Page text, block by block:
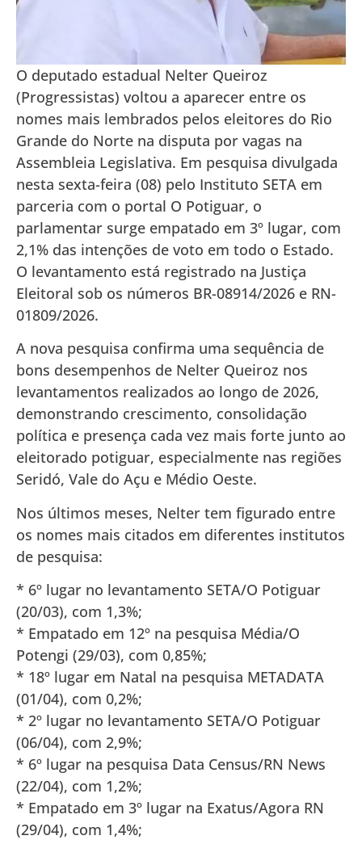
O deputado estadual Nelter Queiroz
(Progressistas) voltou a aparecer entre os
nomes mais lembrados pelos eleitores do Rio
Grande do Norte na disputa por vagas na
Assembleia Legislativa. Em pesquisa divulgada
nesta sexta-feira (08) pelo Instituto SETA em
parceria com o portal O Potiguar, o
parlamentar surge empatado em 3º lugar, com
2,1% das intenções de voto em todo o Estado.
O levantamento está registrado na Justiça
Eleitoral sob os números BR-08914/2026 e RN-
01809/2026.
A nova pesquisa confirma uma sequência de
bons desempenhos de Nelter Queiroz nos
levantamentos realizados ao longo de 2026,
demonstrando crescimento, consolidação
política e presença cada vez mais forte junto ao
eleitorado potiguar, especialmente nas regiões
Seridó, Vale do Açu e Médio Oeste.
Nos últimos meses, Nelter tem figurado entre
os nomes mais citados em diferentes institutos
de pesquisa:
* 6º lugar no levantamento SETA/O Potiguar
(20/03), com 1,3%;
* Empatado em 12º na pesquisa Média/O
Potengi (29/03), com 0,85%;
* 18º lugar em Natal na pesquisa METADATA
(01/04), com 0,2%;
* 2º lugar no levantamento SETA/O Potiguar
(06/04), com 2,9%;
* 6º lugar na pesquisa Data Census/RN News
(22/04), com 1,2%;
* Empatado em 3º lugar na Exatus/Agora RN
(29/04), com 1,4%;